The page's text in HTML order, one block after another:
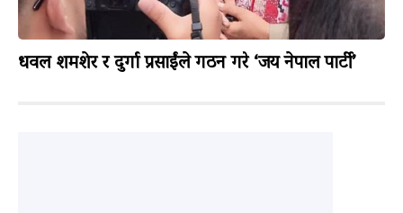
धवल शमशेर र दुर्गा प्रसाईंले गठन गरे ‘जय नेपाल पार्टी’